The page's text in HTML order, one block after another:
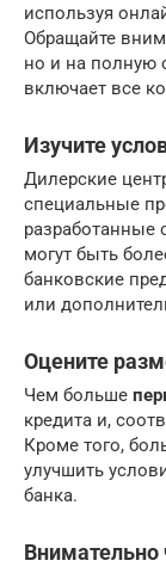
используя
Обращайте
но и на полную
включает все
Изучите
Дилерские
специальные
разработанные
могут быть
банковские
или
Оцените
Чем больше
кредита и,
Кроме того,
улучшить
банка.
Внимательно